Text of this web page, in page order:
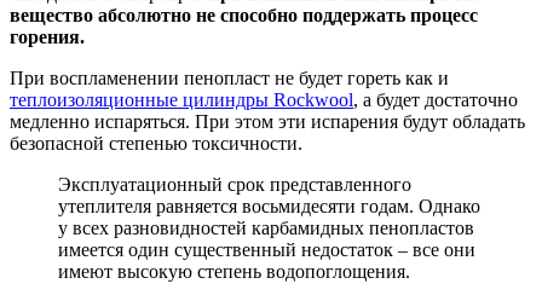
вещество абсолютно не способно поддержать процесс
горения.
При воспламенении пенопласт не будет гореть как и
теплоизоляционные цилиндры Rockwool, а будет достаточно
медленно испаряться. При этом эти испарения будут обладать
безопасной степенью токсичности.
Эксплуатационный срок представленного
утеплителя равняется восьмидесяти годам. Однако
у всех разновидностей карбамидных пенопластов
имеется один существенный недостаток – все они
имеют высокую степень водопоглощения.